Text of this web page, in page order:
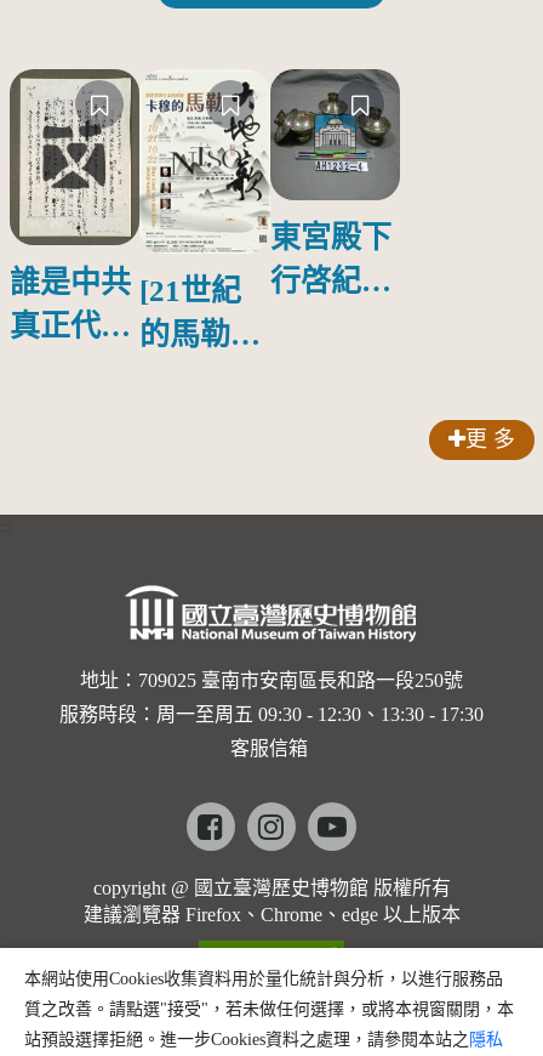
誰是中共
真正代言
[21世紀
的馬勒、
的依戀—
勒大地之
歌]【對
世界與生
命的依戀
馬勒大地
之歌】
東宮殿下
行啓紀念
更 多
地址：709025 臺南市安南區長和路一段250號
服務時段：周一至周五 09:30 - 12:30、13:30 - 17:30
客服信箱
Facebookinstagramyoutube
copyright @ 國立臺灣歷史博物館 版權所有
建議瀏覽器 Firefox、Chrome、edge 以上版本
本網站使用Cookies收集資料用於量化統計與分析，以進行服務品
質之改善。請點選"接受"，若未做任何選擇，或將本視窗關閉，本
站預設選擇拒絕。進一步Cookies資料之處理，請參閱本站之 隱私